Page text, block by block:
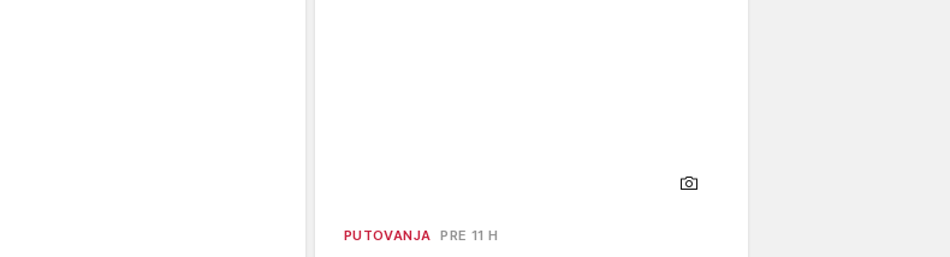
PUTOVANJA PRE 11 H